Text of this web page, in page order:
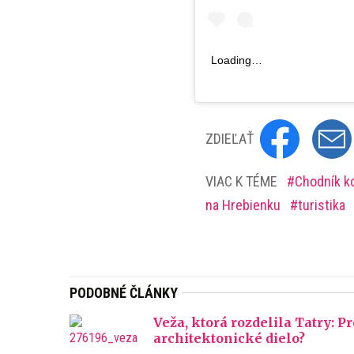
Loading…
ZDIEĽAŤ
VIAC K TÉME
Chodník
na Hrebienku
turistika
PODOBNÉ ČLÁNKY
Veža, ktorá rozdelila Tatry:
architektonické dielo?